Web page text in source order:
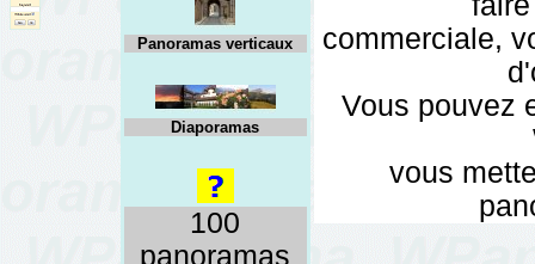
Panoramas verticaux
Diaporamas
100
panoramas
commerciale,
Vous pouvez
vous